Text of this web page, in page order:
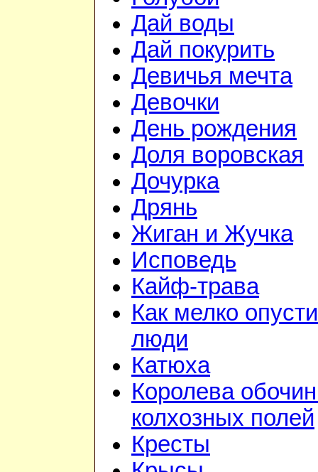
Дай воды
Дай покурить
Девичья мечта
Девочки
День рождения
Доля воровская
Дочурка
Дрянь
Жиган и Жучка
Исповедь
Кайф-трава
Как мелко
люди
Катюха
Королева
колхозных полей
Кресты